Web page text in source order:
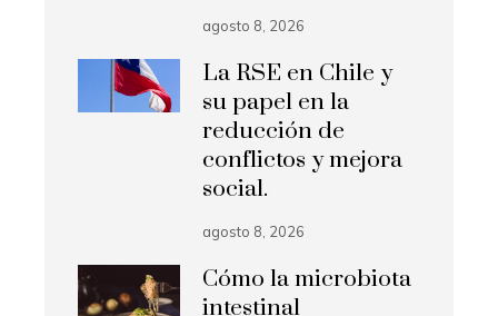
agosto 8, 2026
La RSE en Chile y
su papel en la
reducción de
conflictos y mejora
social.
agosto 8, 2026
Cómo la microbiota
intestinal